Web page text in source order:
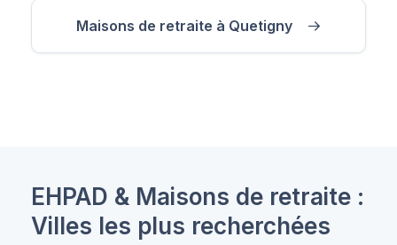
Maisons de retraite à Quetigny
EHPAD & Maisons de retraite :
Villes les plus recherchées